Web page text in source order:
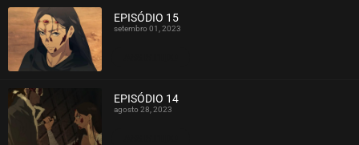
EPISÓDIO 15
setembro 01, 2023
EPISÓDIO 14
agosto 28, 2023